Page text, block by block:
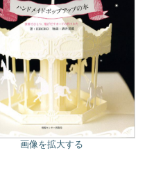
画像を拡大する